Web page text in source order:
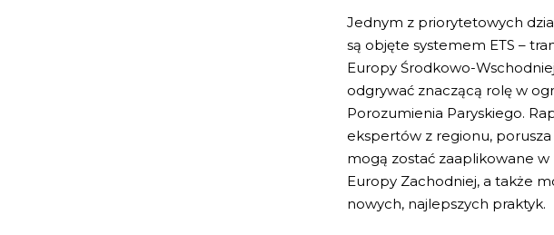
Jednym z priorytetowych
są objęte systemem ETS –
Europy Środkowo-
odgrywać znaczącą rolę w
Porozumienia Paryskiego.
ekspertów z regionu,
mogą zostać zaaplikowane
Europy Zachodniej, a także
nowych, najlepszych praktyk.